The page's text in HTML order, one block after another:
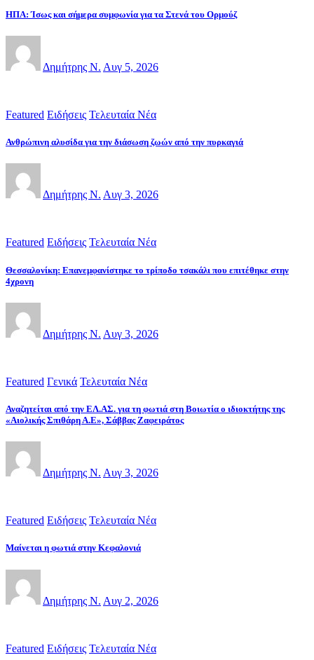
ΗΠΑ: Ίσως και σήμερα συμφωνία για τα Στενά του Ορμούζ
Δημήτρης Ν. Αυγ 5, 2026
Featured Ειδήσεις Τελευταία Νέα
Ανθρώπινη αλυσίδα για την διάσωση ζωών από την πυρκαγιά
Δημήτρης Ν. Αυγ 3, 2026
Featured Ειδήσεις Τελευταία Νέα
Θεσσαλονίκη: Επανεμφανίστηκε το τρίποδο τσακάλι που επιτέθηκε στην
4χρονη
Δημήτρης Ν. Αυγ 3, 2026
Featured Γενικά Τελευταία Νέα
Αναζητείται από την ΕΛ.ΑΣ. για τη φωτιά στη Βοιωτία ο ιδιοκτήτης της
«Αιολικής Σπιθάρη Α.Ε», Σάββας Ζαφειράτος
Δημήτρης Ν. Αυγ 3, 2026
Featured Ειδήσεις Τελευταία Νέα
Μαίνεται η φωτιά στην Κεφαλονιά
Δημήτρης Ν. Αυγ 2, 2026
Featured Ειδήσεις Τελευταία Νέα